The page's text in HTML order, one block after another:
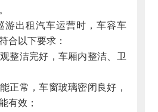
游出租汽车运营时，车容车
合以下要求：
观整洁完好，车厢内整洁、卫
正常，车窗玻璃密闭良好，
有效；